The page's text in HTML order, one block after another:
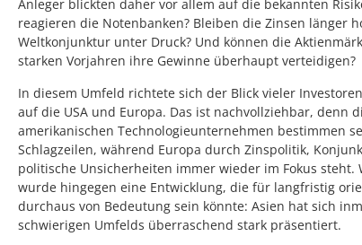
Anleger blickten daher vor allem auf die bekannten
reagieren die Notenbanken? Bleiben die Zinsen länger
Weltkonjunktur unter Druck? Und können die
starken Vorjahren ihre Gewinne überhaupt verteidigen?
In diesem Umfeld richtete sich der Blick vieler
auf die USA und Europa. Das ist nachvollziehbar, denn
amerikanischen Technologieunternehmen bestimmen
Schlagzeilen, während Europa durch Zinspolitik,
politische Unsicherheiten immer wieder im Fokus steht.
wurde hingegen eine Entwicklung, die für langfristig
durchaus von Bedeutung sein könnte: Asien hat sich
schwierigen Umfelds überraschend stark präsentiert.